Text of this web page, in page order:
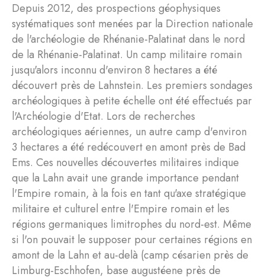
Depuis 2012, des prospections géophysiques
systématiques sont menées par la Direction nationale
de l'archéologie de Rhénanie-Palatinat dans le nord
de la Rhénanie-Palatinat. Un camp militaire romain
jusqu'alors inconnu d'environ 8 hectares a été
découvert près de Lahnstein. Les premiers sondages
archéologiques à petite échelle ont été effectués par
l'Archéologie d'Etat. Lors de recherches
archéologiques aériennes, un autre camp d'environ
3 hectares a été redécouvert en amont près de Bad
Ems. Ces nouvelles découvertes militaires indique
que la Lahn avait une grande importance pendant
l'Empire romain, à la fois en tant qu'axe stratégique
militaire et culturel entre l'Empire romain et les
régions germaniques limitrophes du nord-est. Même
si l'on pouvait le supposer pour certaines régions en
amont de la Lahn et au-delà (camp césarien près de
Limburg-Eschhofen, base augustéene près de